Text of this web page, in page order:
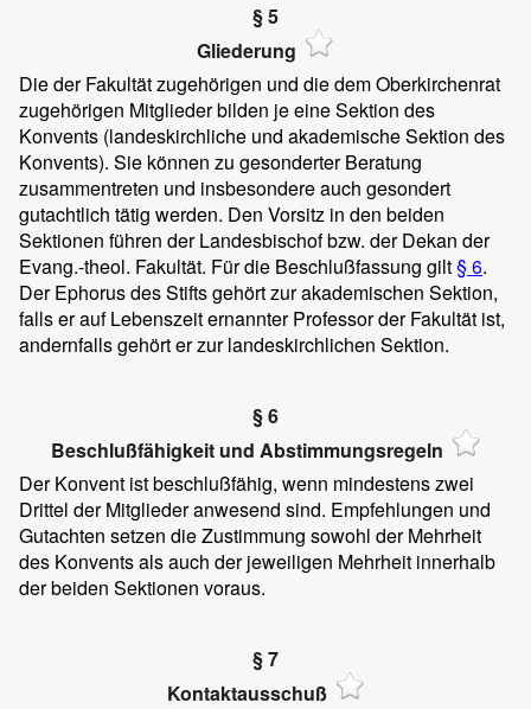
§ 5
Gliederung
Die der Fakultät zugehörigen und die dem Oberkirchenrat
zugehörigen Mitglieder bilden je eine Sektion des
Konvents (landeskirchliche und akademische Sektion des
Konvents). Sie können zu gesonderter Beratung
zusammentreten und insbesondere auch gesondert
gutachtlich tätig werden. Den Vorsitz in den beiden
Sektionen führen der Landesbischof bzw. der Dekan der
Evang.-theol. Fakultät. Für die Beschlußfassung gilt§ 6.
Der Ephorus des Stifts gehört zur akademischen Sektion,
falls er auf Lebenszeit ernannter Professor der Fakultät ist,
andernfalls gehört er zur landeskirchlichen Sektion.
§ 6
Beschlußfähigkeit und Abstimmungsregeln
Der Konvent ist beschlußfähig, wenn mindestens zwei
Drittel der Mitglieder anwesend sind. Empfehlungen und
Gutachten setzen die Zustimmung sowohl der Mehrheit
des Konvents als auch der jeweiligen Mehrheit innerhalb
der beiden Sektionen voraus.
§ 7
Kontaktausschuß